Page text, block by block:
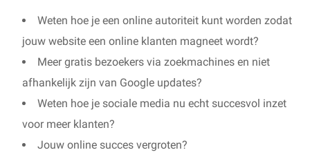
Weten hoe je een online autoriteit kunt worden zodat
jouw website een online klanten magneet wordt?
Meer gratis bezoekers via zoekmachines en niet
afhankelijk zijn van Google updates?
Weten hoe je sociale media nu echt succesvol inzet
voor meer klanten?
Jouw online succes vergroten?